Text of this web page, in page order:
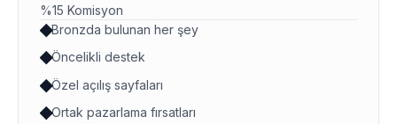
%15 Komisyon
Bronzda bulunan her şey
Öncelikli destek
Özel açılış sayfaları
Ortak pazarlama fırsatları